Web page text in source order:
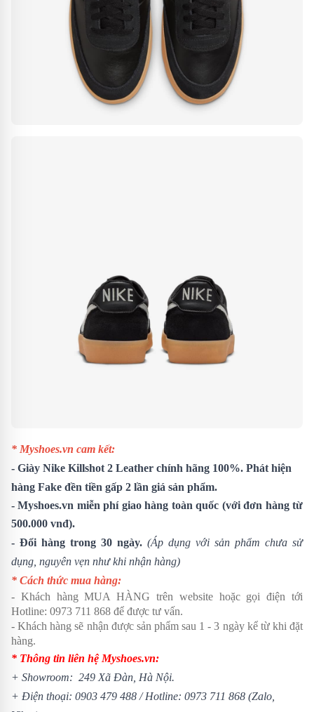
* Myshoes.vn cam kết:
- Giày Nike Killshot 2 Leather chính hãng 100%. Phát hiện
hàng Fake đền tiền gấp 2 lần giá sản phẩm.
- Myshoes.vn miễn phí giao hàng toàn quốc (với đơn hàng từ
500.000 vnđ).
- Đổi hàng trong 30 ngày. (Áp dụng với sản phẩm chưa sử
dụng, nguyên vẹn như khi nhận hàng)
* Cách thức mua hàng:
- Khách hàng MUA HÀNG trên website hoặc gọi điện tới
Hotline: 0973 711 868 để được tư vấn.
- Khách hàng sẽ nhận được sản phẩm sau 1 - 3 ngày kể từ khi đặt
hàng.
* Thông tin liên hệ Myshoes.vn:
+ Showroom: 249 Xã Đàn, Hà Nội.
+ Điện thoại: 0903 479 488 /Hotline: 0973 711 868 (Zalo,